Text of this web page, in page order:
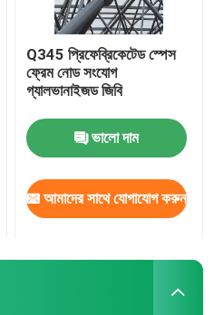
Q345 প্রিফেব্রিকেটেড স্পেস
ফ্রেম নোড সংযোগ
গ্যালভানাইজড জিবি
ভালো দাম
আমাদের সাথে যোগাযোগ করুন